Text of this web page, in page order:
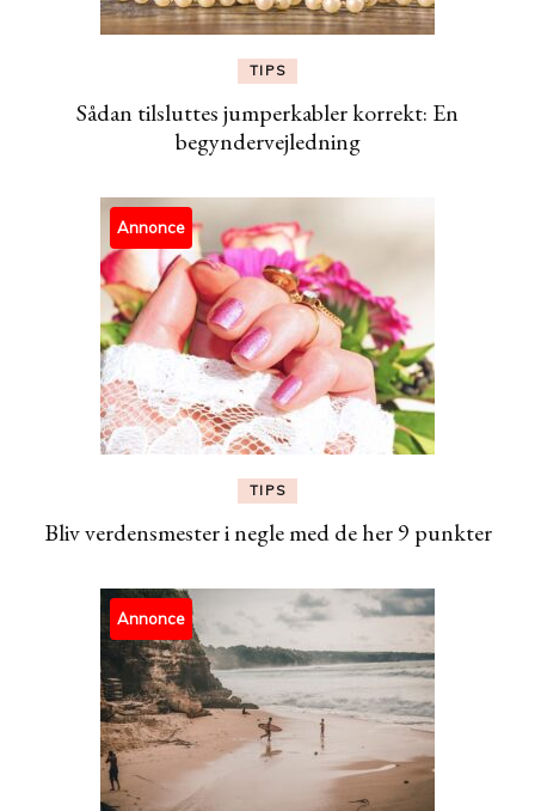
TIPS
Sådan tilsluttes jumperkabler korrekt: En
begyndervejledning
Annonce
TIPS
Bliv verdensmester i negle med de her 9 punkter
Annonce